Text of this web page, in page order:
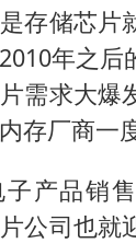
存储芯片
年之后
需求大爆
存厂商一
产品销
公司也就